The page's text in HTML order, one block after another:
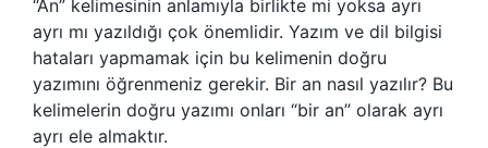
“An” kelimesinin anlamıyla birlikte mi yoksa ayrı
ayrı mı yazıldığı çok önemlidir. Yazım ve dil bilgisi
hataları yapmamak için bu kelimenin doğru
yazımını öğrenmeniz gerekir. Bir an nasıl yazılır? Bu
kelimelerin doğru yazımı onları “bir an” olarak ayrı
ayrı ele almaktır.